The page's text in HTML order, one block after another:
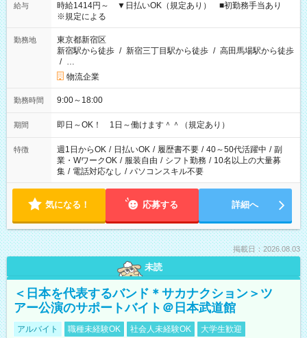
給与
時給1414円～ ▼日払いOK（規定あり） ■初勤務手当あり
※規定による
勤務地
東京都新宿区
新宿駅から徒歩 / 新宿三丁目駅から徒歩 / 高田馬場駅から徒歩
/ …
物流企業
勤務時間 9:00～18:00
期間 即日～OK！ 1日～働けます＾＾（規定あり）
特徴 週1日からOK / 日払いOK / 履歴書不要 / 40～50代活躍中 / 副
業・WワークOK / 服装自由 / シフト勤務 / 10名以上の大量募
集 / 電話対応なし / パソコンスキル不要
気になる！ 応募する 詳細へ
掲載日：2026.08.03
未読
＜日本を代表するバンド＊サカナクション＞ツ
アー公演のサポートバイト＠日本武道館
アルバイト 職種未経験OK 社会人未経験OK
大学生歓迎